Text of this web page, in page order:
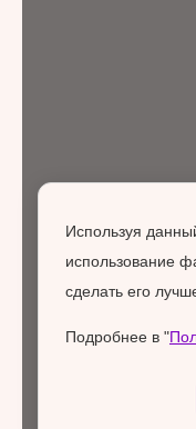
Используя
использование
сделать его
Подробнее в "